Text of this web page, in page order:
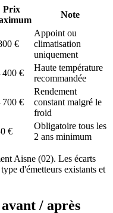
Prix
Note
€
Appoint ou
climatisation
uniquement
400 €
Haute température
recommandée
700 €
Rendement
constant malgré le
froid
€
Obligatoire tous les
2 ans minimum
Aisne (02). Les écarts
d'émetteurs existants et
/ après